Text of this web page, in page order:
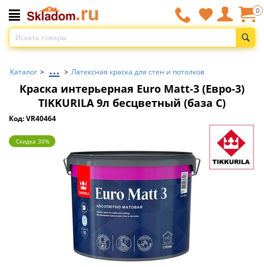
0
Каталог > ... > Латексная краска для стен и потолков
Краска интерьерная Euro Matt-3 (Евро-3)
TIKKURILA 9л бесцветный (база С)
Код: VR40464
Скидка 30%